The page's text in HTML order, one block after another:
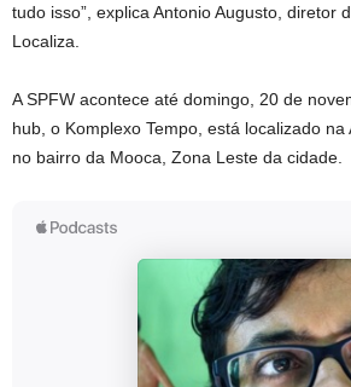
tudo isso”, explica Antonio Augusto, diretor
Localiza.
A SPFW acontece até domingo, 20 de
hub, o Komplexo Tempo, está localizado na
no bairro da Mooca, Zona Leste da cidade.